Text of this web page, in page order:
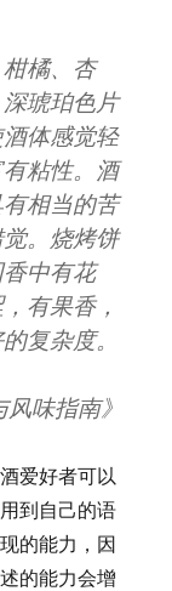
橘、杏
琥珀色片
体感觉轻
粘性。酒
相当的苦
。烧烤饼
中有花
有果香，
复杂度。
味指南》
爱好者可以
到自己的语
的能力，因
的能力会增